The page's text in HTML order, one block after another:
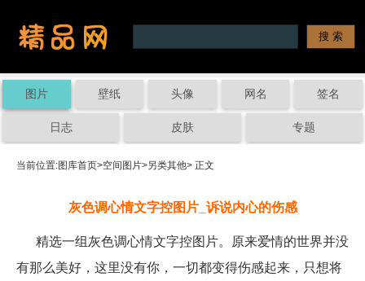
图片 壁纸 头像 网名 签名
日志 皮肤 专题
当前位置:图库首页>空间图片>另类其他> 正文
灰色调心情文字控图片_诉说内心的伤感
精选一组灰色调心情文字控图片。原来爱情的世界并没
有那么美好，这里没有你，一切都变得伤感起来，只想将